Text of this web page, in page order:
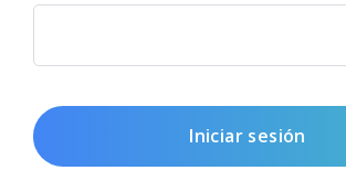
Iniciar sesión